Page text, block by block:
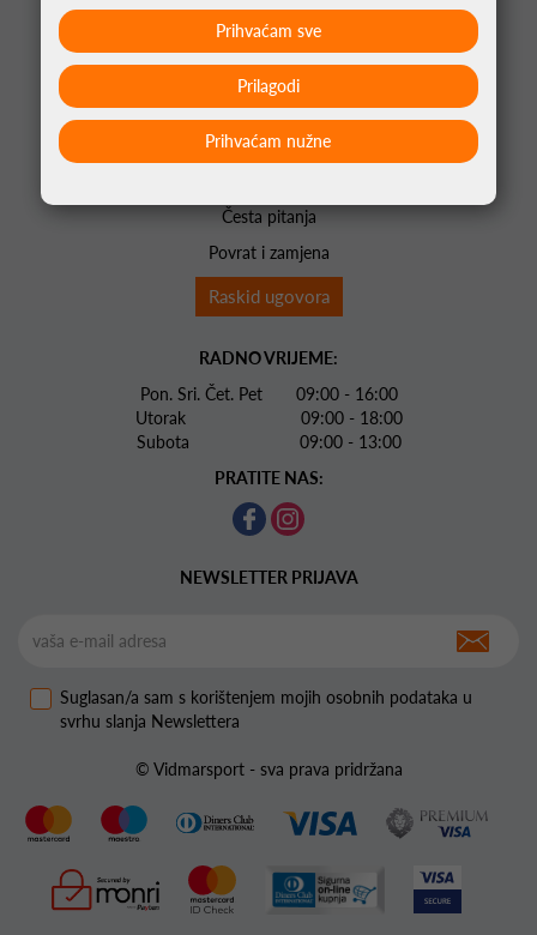
AKCIJE
EDUKATOR
Opći uvjeti poslovanja
Plaćanje i dostava
Česta pitanja
Povrat i zamjena
Raskid ugovora
RADNO VRIJEME:
Pon. Sri. Čet. Pet 09:00 - 16:00
Utorak 09:00 - 18:00
Subota 09:00 - 13:00
PRATITE NAS:
NEWSLETTER PRIJAVA
Suglasan/a sam s korištenjem mojih osobnih podataka u
svrhu slanja Newslettera
© Vidmarsport - sva prava pridržana
Prihvaćam nužne
Prilagodi
Prihvaćam sve